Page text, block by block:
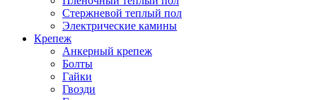
Стержневой теплый пол
Электрические камины
Крепеж
Анкерный крепеж
Болты
Гайки
Гвозди